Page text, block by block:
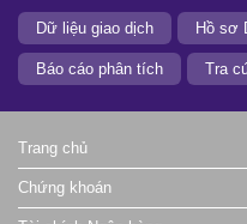
Dữ liệu giao dịch Hồ sơ
Báo cáo phân tích Tra
Trang chủ
Chứng khoán